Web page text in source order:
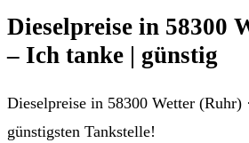
Dieselpreise in 58300
– Ich tanke | günstig
Dieselpreise in 58300 Wetter (Ruhr)
günstigsten Tankstelle!